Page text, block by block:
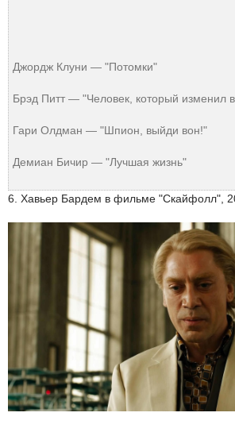
Джордж Клуни — "Потомки"
Брэд Питт — "Человек, который изменил
Гари Олдман — "Шпион, выйди вон!"
Демиан Бичир — "Лучшая жизнь"
6. Хавьер Бардем в фильме "Скайфолл",